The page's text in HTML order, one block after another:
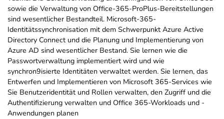
sowie die Verwaltung von Office-365-ProPlus-Bereitstellungen
sind wesentlicher Bestandteil. Microsoft-365-
Identitätssynchronisation mit dem Schwerpunkt Azure Active
Directory Connect und die Planung und Implementierung von
Azure AD sind wesentlicher Bestand. Sie lernen wie die
Passwortverwaltung implementiert wird und wie
synchron9isierte Identitäten verwaltet werden. Sie lernen, das
Entwerfen und Implementieren von Microsoft 365-Services wie
Sie Benutzeridentität und Rollen verwalten, den Zugriff und die
Authentifizierung verwalten und Office 365-Workloads und -
Anwendungen planen